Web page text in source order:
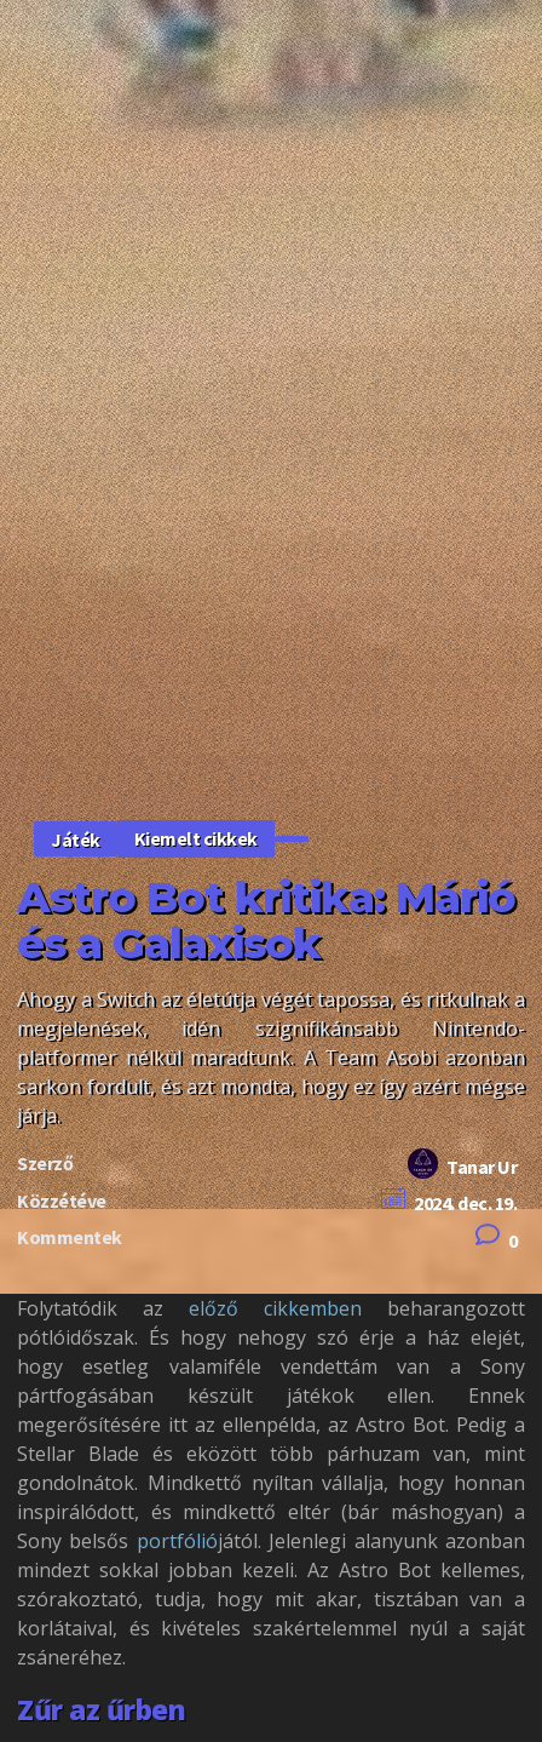
Játék Kiemelt cikkek
Astro Bot kritika: Márió
és a Galaxisok
Ahogy a Switch az életútja végét tapossa, és ritkulnak a
megjelenések, idén szignifikánsabb Nintendo-
platformer nélkül maradtunk. A Team Asobi azonban
sarkon fordult, és azt mondta, hogy ez így azért mégse
járja.
Szerző
Tanar Ur
Közzétéve
2024. dec. 19.
Kommentek
0
Folytatódik az előző cikkemben beharangozott
pótlóidőszak. És hogy nehogy szó érje a ház elejét,
hogy esetleg valamiféle vendettám van a Sony
pártfogásában készült játékok ellen. Ennek
megerősítésére itt az ellenpélda, az Astro Bot. Pedig a
Stellar Blade és eközött több párhuzam van, mint
gondolnátok. Mindkettő nyíltan vállalja, hogy honnan
inspirálódott, és mindkettő eltér (bár máshogyan) a
Sony belsős portfóliójától. Jelenlegi alanyunk azonban
mindezt sokkal jobban kezeli. Az Astro Bot kellemes,
szórakoztató, tudja, hogy mit akar, tisztában van a
korlátaival, és kivételes szakértelemmel nyúl a saját
zsáneréhez.
Zűr az űrben